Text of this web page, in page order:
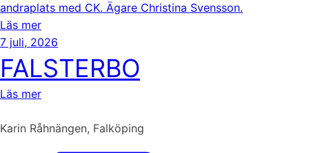
andraplats med CK. Ägare Christina Svensson.
Läs mer
7 juli, 2026
FALSTERBO
Läs mer
Karin Råhnängen, Falköping